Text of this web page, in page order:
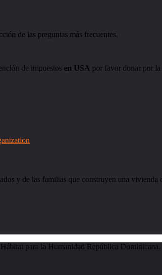
de las preguntas más frecuentes.
de impuestos en USA por favor donar por
y de las familias que construyen una vivienda
para la Humanidad República Dominicana.